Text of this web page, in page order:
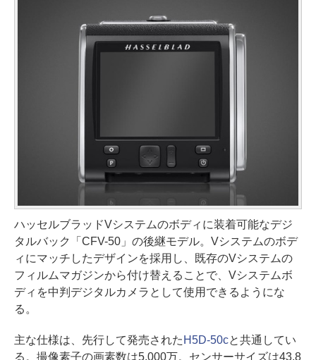
ハッセルブラッドVシステムのボディに装着可能なデジ
タルバック「CFV-50」の後継モデル。Vシステムのボデ
ィにマッチしたデザインを採用し、既存のVシステムの
フィルムマガジンから付け替えることで、Vシステムボ
ディを中判デジタルカメラとして使用できるようにな
る。
主な仕様は、先行して発売された H5D-50cと共通してい
る。撮像素子の画素数は5,000万。センサーサイズは43.8